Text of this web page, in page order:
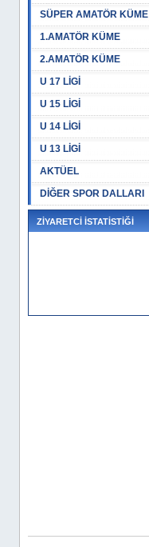
SÜPER AMATÖR KÜME
1.AMATÖR KÜME
2.AMATÖR KÜME
U 17 LİGİ
U 15 LİGİ
U 14 LİGİ
U 13 LİGİ
AKTÜEL
DİĞER SPOR DALLARI
ZİYARETCİ İSTATİSTİĞİ